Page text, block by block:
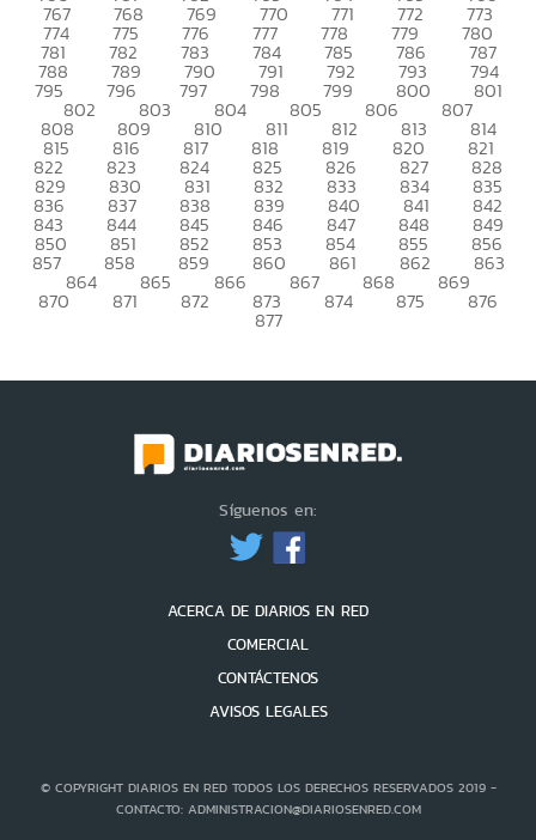
767 768 769 770 771 772 773
774 775 776 777 778 779 780
781 782 783 784 785 786 787
788 789 790 791 792 793 794
795 796 797 798 799 800 801
802 803 804 805 806 807
808 809 810 811 812 813 814
815 816 817 818 819 820 821
822 823 824 825 826 827 828
829 830 831 832 833 834 835
836 837 838 839 840 841 842
843 844 845 846 847 848 849
850 851 852 853 854 855 856
857 858 859 860 861 862 863
864 865 866 867 868 869
870 871 872 873 874 875 876
877
Síguenos en:
ACERCA DE DIARIOS EN RED
COMERCIAL
CONTÁCTENOS
AVISOS LEGALES
© COPYRIGHT DIARIOS EN RED TODOS LOS DERECHOS RESERVADOS 2019 -
CONTACTO: ADMINISTRACION@DIARIOSENRED.COM